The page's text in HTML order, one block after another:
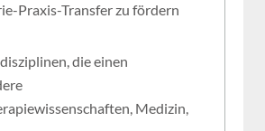
Praxis-Transfer zu fördern
die einen
Medizin,